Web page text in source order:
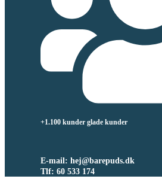
+1.100 kunder glade kunder
E-mail: hej@barepuds.dk
Tlf: 60 533 174